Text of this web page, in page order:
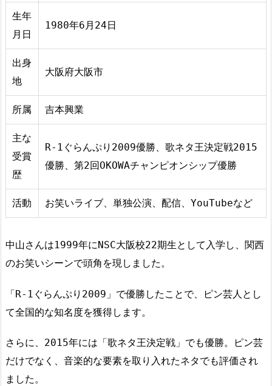
生年
月日
1980年6月24日
出身
地
大阪府大阪市
所属 吉本興業
主な
受賞
歴
R-1ぐらんぷり2009優勝、歌ネタ王決定戦2015
優勝、第2回OKOWAチャンピオンシップ優勝
活動 お笑いライブ、単独公演、配信、YouTubeなど
中山さんは1999年にNSC大阪校22期生として入学し、関西
のお笑いシーンで頭角を現しました。
「R-1ぐらんぷり2009」で優勝したことで、ピン芸人とし
て全国的な知名度を獲得します。
さらに、2015年には「歌ネタ王決定戦」でも優勝。ピン芸
だけでなく、音楽的な要素を取り入れたネタでも評価され
ました。